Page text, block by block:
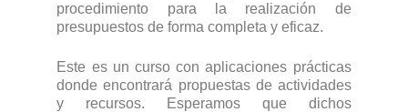
procedimiento para la realización de
presupuestos de forma completa y eficaz.
Este es un curso con aplicaciones prácticas
donde encontrará propuestas de actividades
y recursos. Esperamos que dichos